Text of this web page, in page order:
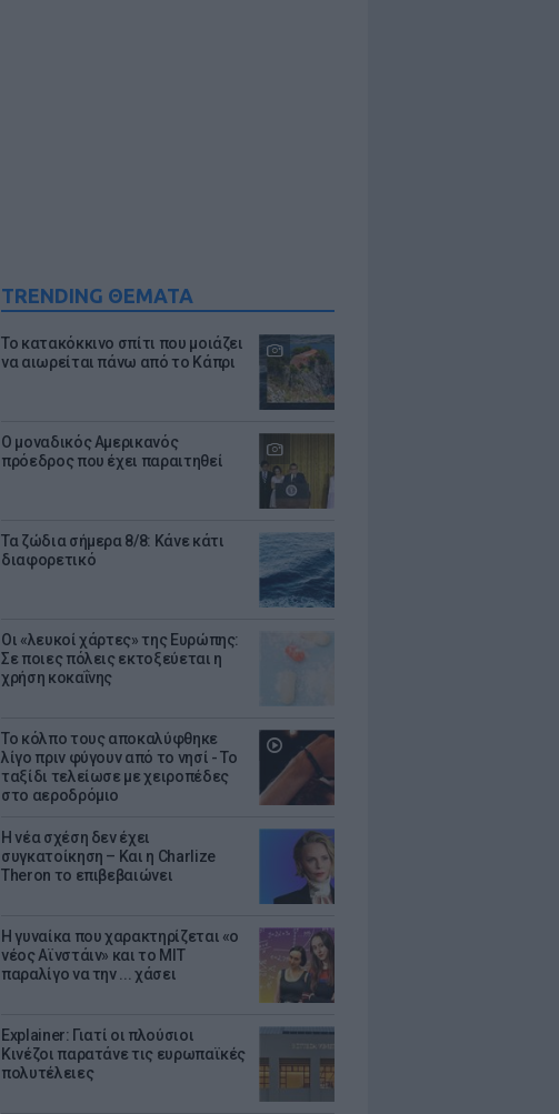
TRENDING ΘΕΜΑΤΑ
Το κατακόκκινο σπίτι που μοιάζει
να αιωρείται πάνω από το Κάπρι
Ο μοναδικός Αμερικανός
πρόεδρος που έχει παραιτηθεί
Τα ζώδια σήμερα 8/8: Κάνε κάτι
διαφορετικό
Οι «λευκοί χάρτες» της Ευρώπης:
Σε ποιες πόλεις εκτοξεύεται η
χρήση κοκαΐνης
Το κόλπο τους αποκαλύφθηκε
λίγο πριν φύγουν από το νησί - Το
ταξίδι τελείωσε με χειροπέδες
στο αεροδρόμιο
Η νέα σχέση δεν έχει
συγκατοίκηση – Και η Charlize
Theron το επιβεβαιώνει
Η γυναίκα που χαρακτηρίζεται «ο
νέος Αϊνστάιν» και το MIT
παραλίγο να την ... χάσει
Explainer: Γιατί οι πλούσιοι
Κινέζοι παρατάνε τις ευρωπαϊκές
πολυτέλειες